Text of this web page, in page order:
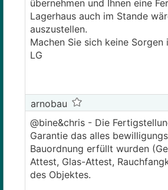
übernehmen und Ihnen eine
Lagerhaus auch im Stande
auszustellen.
Machen Sie sich keine
LG
arnobau
@bine&chris - Die
Garantie das alles
Bauordnung erfüllt wurden
Attest, Glas-Attest,
des Objektes.